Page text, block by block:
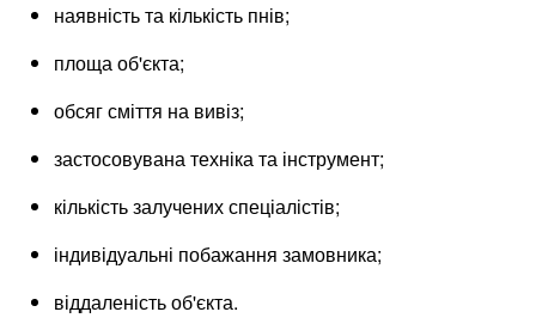
наявність та кількість пнів;
площа об'єкта;
обсяг сміття на вивіз;
застосовувана техніка та інструмент;
кількість залучених спеціалістів;
індивідуальні побажання замовника;
віддаленість об'єкта.